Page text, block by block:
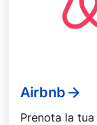
Airbnb
Prenota la